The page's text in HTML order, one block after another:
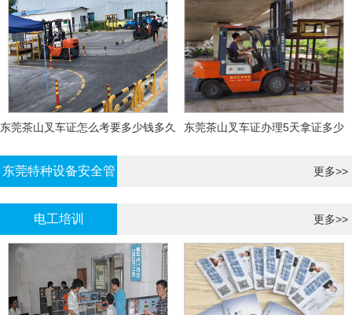
东莞茶山叉车证怎么考要多少钱多久
东莞茶山叉车证办理5天拿证多少
东莞特种设备安全管
理证考证
更多>>
电工培训 更多>>